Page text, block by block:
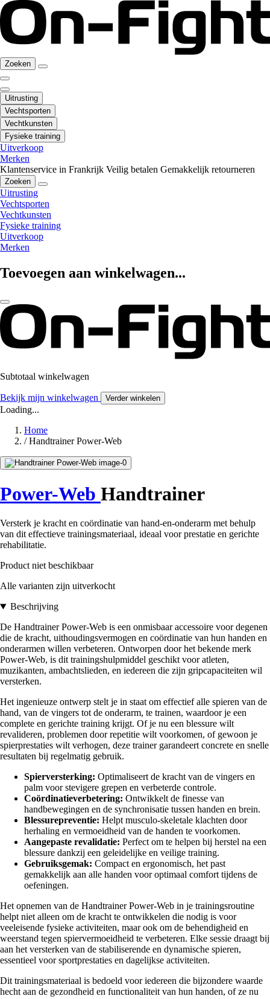
Zoeken
Uitrusting
Vechtsporten
Vechtkunsten
Fysieke training
Uitverkoop
Merken
Klantenservice in Frankrijk Veilig betalen Gemakkelijk retourneren
Zoeken
Uitrusting
Vechtsporten
Vechtkunsten
Fysieke training
Uitverkoop
Merken
Toevoegen aan winkelwagen...
Subtotaal winkelwagen
Bekijk mijn winkelwagen Verder winkelen
Loading...
Home
/ Handtrainer Power-Web
Power-Web Handtrainer
Versterk je kracht en coördinatie van hand-en-onderarm met behulp
van dit effectieve trainingsmateriaal, ideaal voor prestatie en gerichte
rehabilitatie.
Product niet beschikbaar
Alle varianten zijn uitverkocht
Beschrijving
De Handtrainer Power-Web is een onmisbaar accessoire voor degenen
die de kracht, uithoudingsvermogen en coördinatie van hun handen en
onderarmen willen verbeteren. Ontworpen door het bekende merk
Power-Web, is dit trainingshulpmiddel geschikt voor atleten,
muzikanten, ambachtslieden, en iedereen die zijn gripcapaciteiten wil
versterken.
Het ingenieuze ontwerp stelt je in staat om effectief alle spieren van de
hand, van de vingers tot de onderarm, te trainen, waardoor je een
complete en gerichte training krijgt. Of je nu een blessure wilt
revalideren, problemen door repetitie wilt voorkomen, of gewoon je
spierprestaties wilt verhogen, deze trainer garandeert concrete en snelle
resultaten bij regelmatig gebruik.
Spierversterking: Optimaliseert de kracht van de vingers en
palm voor stevigere grepen en verbeterde controle.
Coördinatieverbetering: Ontwikkelt de finesse van
handbewegingen en de synchronisatie tussen handen en brein.
Blessurepreventie: Helpt musculo-skeletale klachten door
herhaling en vermoeidheid van de handen te voorkomen.
Aangepaste revalidatie: Perfect om te helpen bij herstel na een
blessure dankzij een geleidelijke en veilige training.
Gebruiksgemak: Compact en ergonomisch, het past
gemakkelijk aan alle handen voor optimaal comfort tijdens de
oefeningen.
Het opnemen van de Handtrainer Power-Web in je trainingsroutine
helpt niet alleen om de kracht te ontwikkelen die nodig is voor
veeleisende fysieke activiteiten, maar ook om de behendigheid en
weerstand tegen spiervermoeidheid te verbeteren. Elke sessie draagt bij
aan het versterken van de stabiliserende en dynamische spieren,
essentieel voor sportprestaties en dagelijkse activiteiten.
Dit trainingsmateriaal is bedoeld voor iedereen die bijzondere waarde
hecht aan de gezondheid en functionaliteit van hun handen, of ze nu